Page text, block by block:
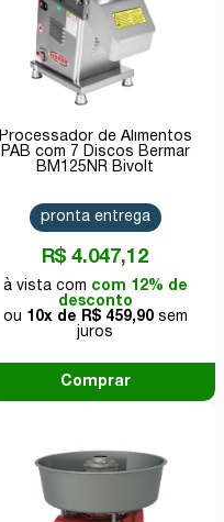
Processador de Alimentos
PAB com 7 Discos Bermar
BM125NR Bivolt
R$ 4.047,12
com 12% de
desconto
10x de
R$ 459,90
pronta entrega
Comprar